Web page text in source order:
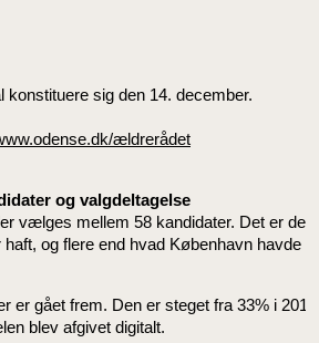
sig den 14. december.
ældrerådet
og valgdeltagelse
vælges mellem 58 kandidater. Det er det
og flere end hvad København havde
er gået frem. Den er steget fra 33% i
blev afgivet digitalt.